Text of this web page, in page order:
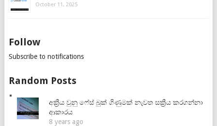
October 11, 2025
Follow
Subscribe to notifications
Random Posts
අක්‍රීය වුනු ෆේස් බුක් ගිණුමක් නැවත සක්‍රීය කරගන්නා
ආකාරය
8 years ago